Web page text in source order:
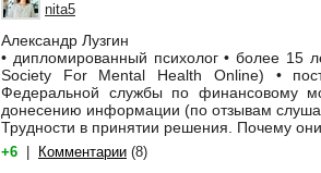
nita5
Александр Лузгин
• дипломированный психолог • более 15
Society For Mental Health Online) •
Федеральной службы по финансовому
донесению информации (по отзывам
Трудности в принятии решения. Почему
+6 Комментарии (8)